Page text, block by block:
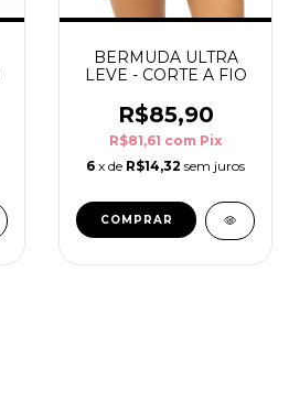
BERMUDA ULTRA
LEVE - CORTE A FIO
R$85,90
R$81,61 com Pix
6 x de R$14,32 sem juros
COMPRAR